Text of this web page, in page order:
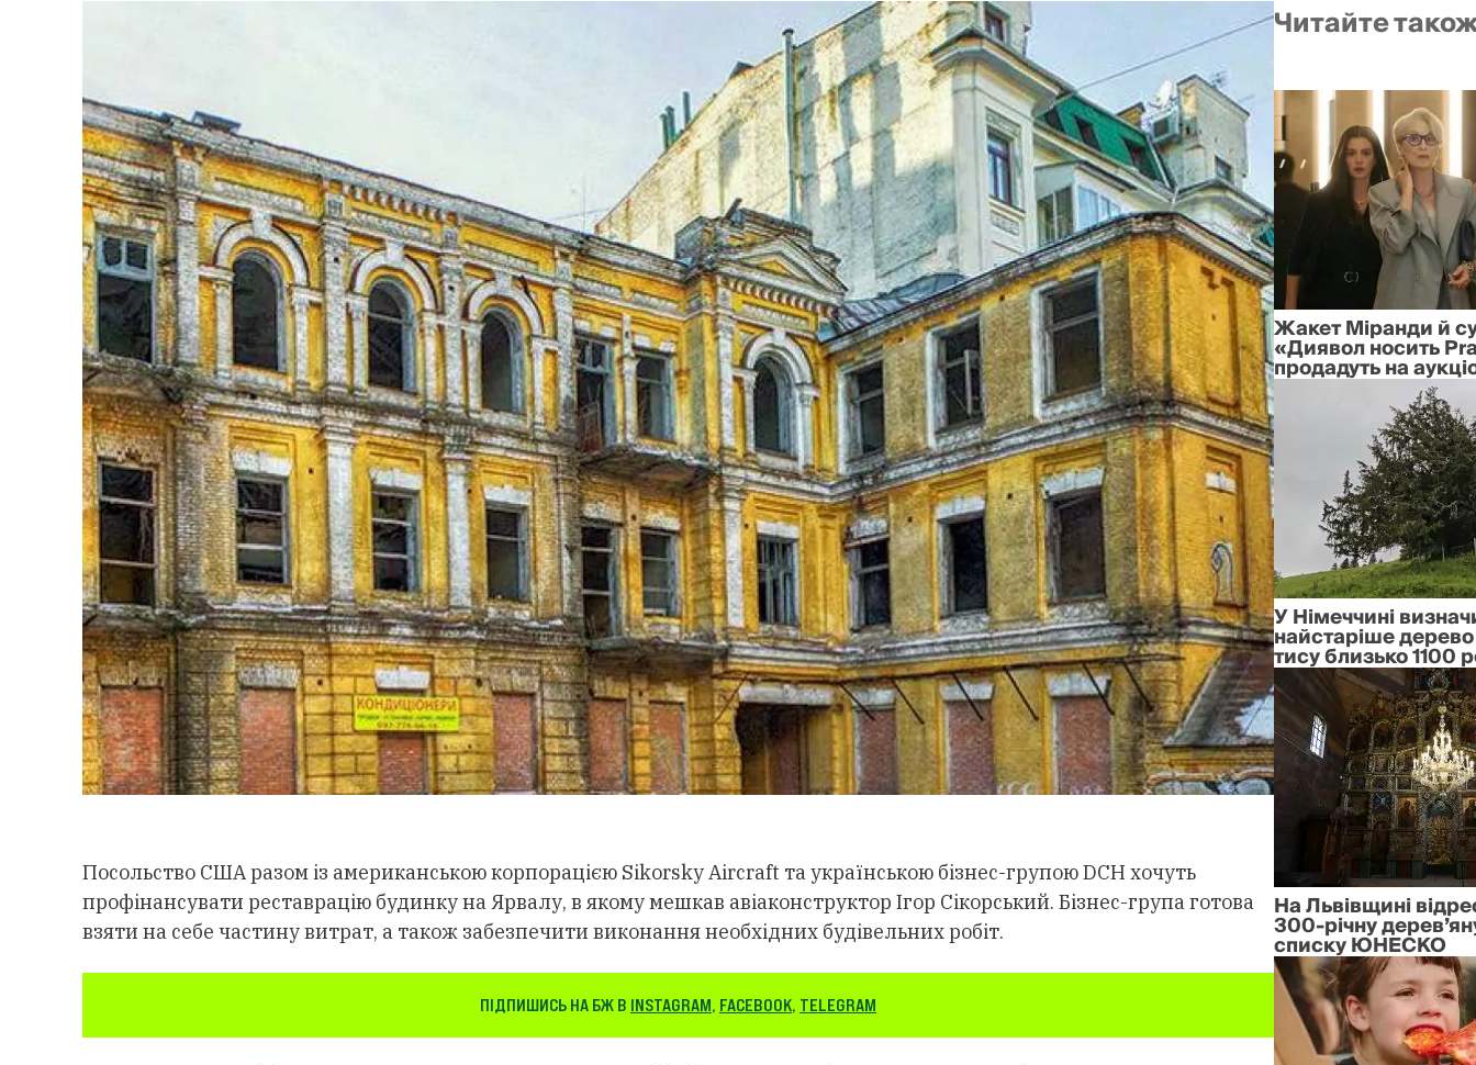
Посольство США разом із американською корпорацією Sikorsky Aircraft та українською бізнес-групою DCH хочуть
профінансувати реставрацію будинку на Ярвалу, в якому мешкав авіаконструктор Ігор Сікорський. Бізнес-група готова
взяти на себе частину витрат, а також забезпечити виконання необхідних будівельних робіт.
ПІДПИШИСЬ НА БЖ В INSTAGRAM, FACEBOOK, TELEGRAM
Читайте
Жакет Міранди й
«Диявол носить
продадуть на
У Німеччині
найстаріше
тису близько 1100
На Львівщині
300-річну
списку ЮНЕСКО